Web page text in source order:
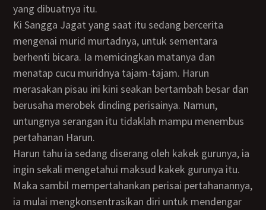
yang dibuatnya itu.
Ki Sangga Jagat yang saat itu sedang bercerita
mengenai murid murtadnya, untuk sementara
berhenti bicara. Ia memicingkan matanya dan
menatap cucu muridnya tajam-tajam. Harun
merasakan pisau ini kini seakan bertambah besar dan
berusaha merobek dinding perisainya. Namun,
untungnya serangan itu tidaklah mampu menembus
pertahanan Harun.
Harun tahu ia sedang diserang oleh kakek gurunya, ia
ingin sekali mengetahui maksud kakek gurunya itu.
Maka sambil mempertahankan perisai pertahanannya,
ia mulai mengkonsentrasikan diri untuk mendengar